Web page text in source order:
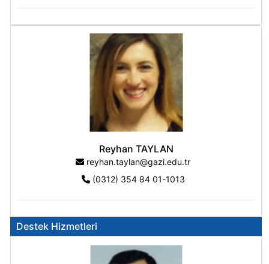
Reyhan TAYLAN
reyhan.taylan@gazi.edu.tr
(0312) 354 84 01-1013
Destek Hizmetleri